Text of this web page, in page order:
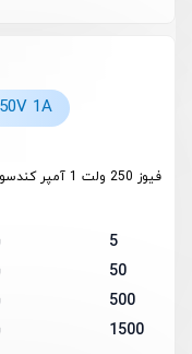
1A
فیوز 250 ولت 1 آمپر کندسوز پکیج 2410
5
50
500
1500